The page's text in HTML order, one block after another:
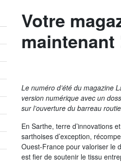
Votre
maintenant
Le numéro d’été du magazine
version numérique avec un
sur l’ouverture du barreau
En Sarthe, terre d’innovations
sarthoises d’exception,
Ouest-France pour valoriser le
est fier de soutenir le tissu